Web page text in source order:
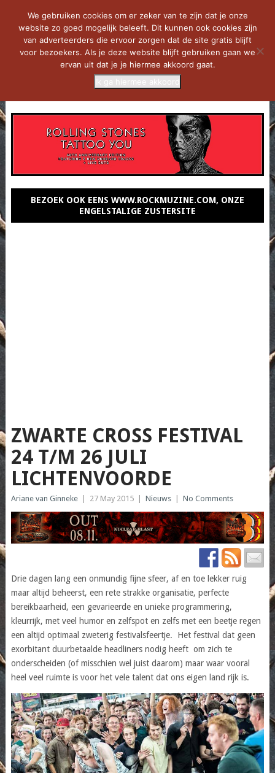
BEZOEK OOK EENS WWW.ROCKMUZINE.COM, ONZE
ENGELSTALIGE ZUSTERSITE
ZWARTE CROSS FESTIVAL
24 T/M 26 JULI
LICHTENVOORDE
Ariane van Ginneke 27 May 2015 Nieuws No Comments
Drie dagen lang een onmundig fijne sfeer, af en toe lekker ruig
maar altijd beheerst, een rete strakke organisatie, perfecte
bereikbaarheid, een gevarieerde en unieke programmering,
kleurrijk, met veel humor en zelfspot en zelfs met een beetje regen
een altijd optimaal zweterig festivalsfeertje. Het festival dat geen
exorbitant duurbetaalde headliners nodig heeft om zich te
onderscheiden (of misschien wel juist daarom) maar waar vooral
heel veel ruimte is voor het vele talent dat ons eigen land rijk is.
We gebruiken cookies om er zeker van te zijn dat je onze
website zo goed mogelijk beleeft. Dit kunnen ook cookies zijn
van adverteerders die ervoor zorgen dat de site gratis blijft
voor bezoekers. Als je deze website blijft gebruiken gaan we
ervan uit dat je je hiermee akkoord gaat.
Ik ga hiermee akkoord